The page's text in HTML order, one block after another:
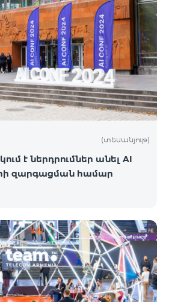
(տեսանյութ)
է ներդրումներ անել AI
զարգացման համար